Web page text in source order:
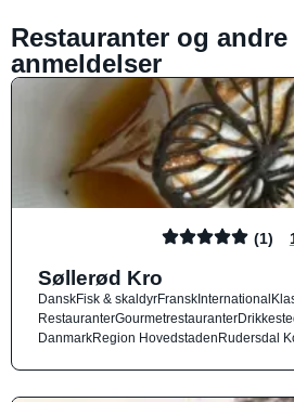
Restauranter og
anmeldelser
(1)
Søllerød Kro
DanskFisk & skaldyrFranskInternational
RestauranterGourmetrestauranter
DanmarkRegion HovedstadenRudersdal